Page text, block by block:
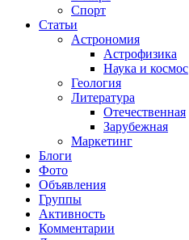
Спорт
Статьи
Астрономия
Астрофизика
Наука и космос
Геология
Литература
Отечественная
Зарубежная
Маркетинг
Блоги
Фото
Объявления
Группы
Активность
Комментарии